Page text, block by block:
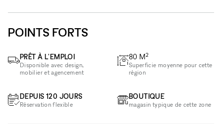
POINTS FORTS
PRÊT À L'EMPLOI
Disponible avec design,
mobilier et agencement
DEPUIS 120 JOURS
Réservation flexible
80 M2
Superficie moyenne pour cette
région
BOUTIQUE
magasin typique de cette zone